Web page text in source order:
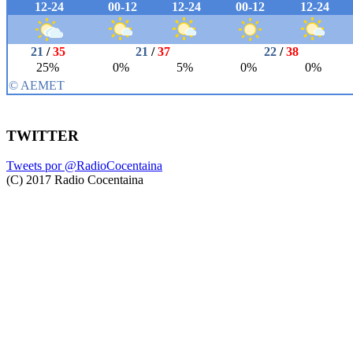
TWITTER
Tweets por @RadioCocentaina
(C) 2017 Radio Cocentaina